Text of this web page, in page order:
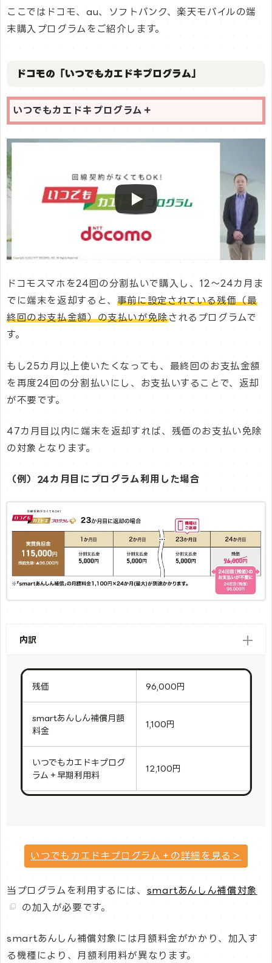
ここではドコモ、au、ソフトバンク、楽天モバイルの端
末購入プログラムをご紹介します。
ドコモの「いつでもカエドキプログラム」
いつでもカエドキプログラム＋
ドコモスマホを24回の分割払いで購入し、12～24カ月ま
でに端末を返却すると、 事前に設定されている残価（最
終回のお支払金額）の支払いが免除されるプログラムで
す。
もし25カ月以上使いたくなっても、最終回のお支払金額
を再度24回の分割払いにし、お支払いすることで、返却
が不要です。
47カ月目以内に端末を返却すれば、残価のお支払い免除
の対象となります。
（例）24カ月目にプログラム利用した場合
内訳
残価 96,000円
smartあんしん補償月額
料金
1,100円
いつでもカエドキプログ
ラム＋早期利用料
12,100円
いつでもカエドキプログラム＋の詳細を見る＞
当プログラムを利用するには、 smartあんしん補償対象
の加入が必要です。
smartあんしん補償対象には月額料金がかかり、加入す
る機種により、月額利用料が異なります。